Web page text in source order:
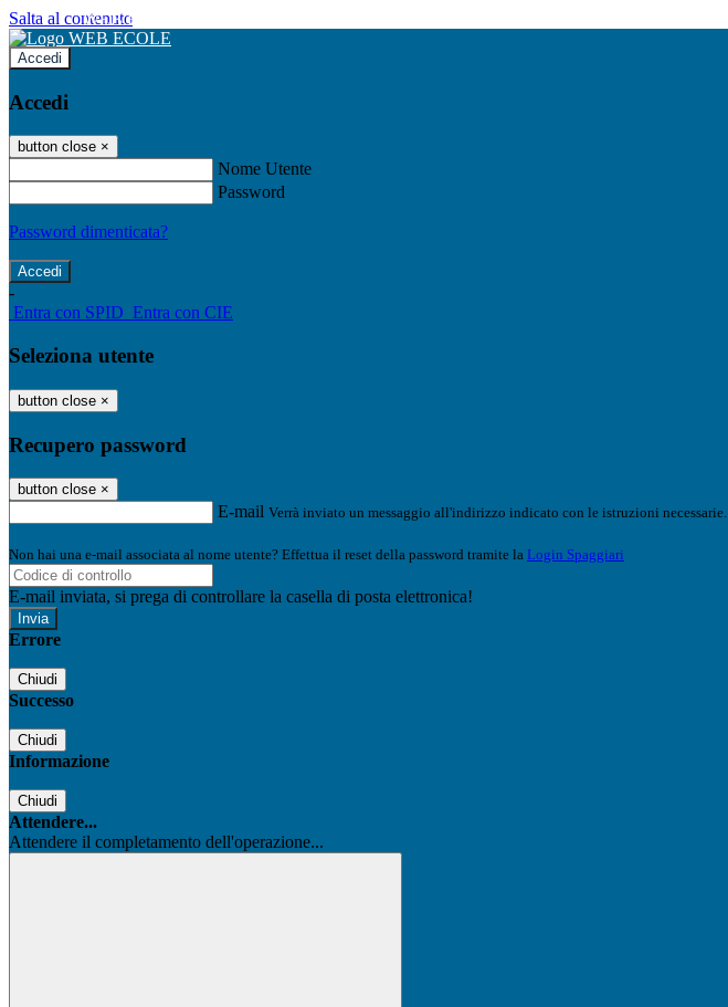
Salta al contenuto
WEB ECOLE
Accedi
Accedi
button close ×
Nome Utente
Password
Password dimenticata?
-
Entra con SPID Entra con CIE
Seleziona utente
button close ×
Recupero password
button close ×
E-mail Verrà inviato un messaggio all'indirizzo indicato con le istruzioni necessarie.
Non hai una e-mail associata al nome utente? Effettua il reset della password tramite la Login Spaggiari
E-mail inviata, si prega di controllare la casella di posta elettronica!
Errore
Chiudi
Successo
Chiudi
Informazione
Chiudi
Attendere...
Attendere il completamento dell'operazione...